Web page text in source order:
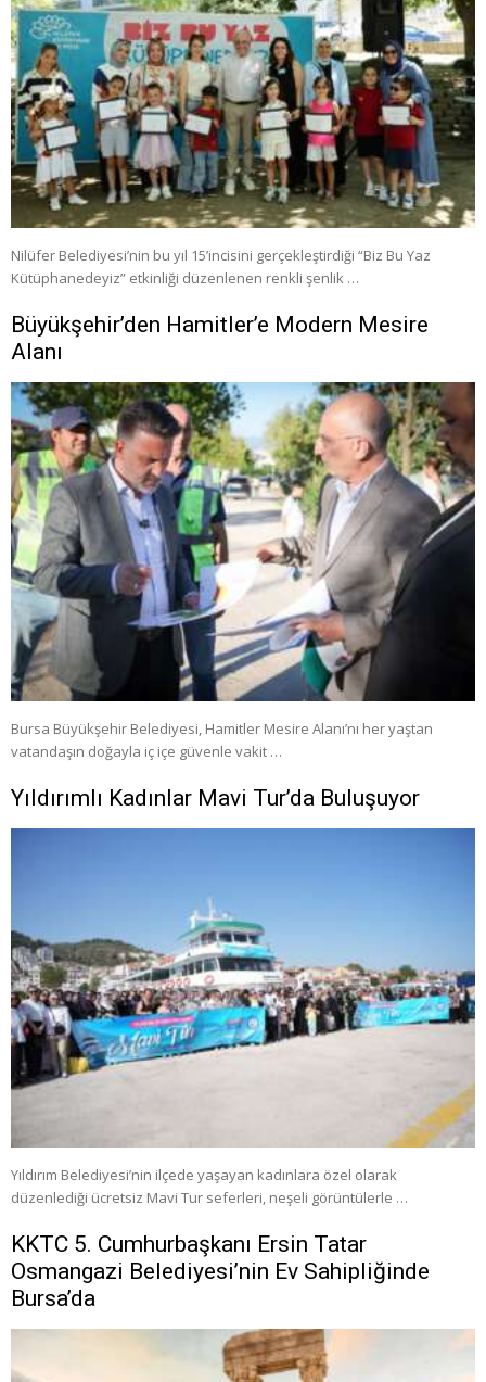
Nilüfer Belediyesi’nin bu yıl 15’incisini gerçekleştirdiği “Biz Bu Yaz
Kütüphanedeyiz” etkinliği düzenlenen renkli şenlik …
Büyükşehir’den Hamitler’e Modern Mesire
Alanı
Bursa Büyükşehir Belediyesi, Hamitler Mesire Alanı’nı her yaştan
vatandaşın doğayla iç içe güvenle vakit …
Yıldırımlı Kadınlar Mavi Tur’da Buluşuyor
Yıldırım Belediyesi’nin ilçede yaşayan kadınlara özel olarak
düzenlediği ücretsiz Mavi Tur seferleri, neşeli görüntülerle …
KKTC 5. Cumhurbaşkanı Ersin Tatar
Osmangazi Belediyesi’nin Ev Sahipliğinde
Bursa’da